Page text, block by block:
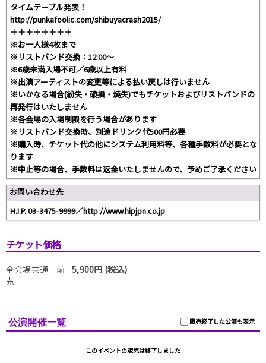
タイムテーブル発表！
http://punkafoolic.com/shibuyacrash2015/
＋＋＋＋＋＋＋＋
※お一人様4枚まで
※リストバンド交換：12:00～
※6歳未満入場不可／6歳以上有料
※出演アーティストの変更等による払い戻しは行いません
※いかなる場合(紛失・破損・焼失)でもチケットおよびリストバンドの
再発行はいたしません
※各会場の入場制限を行う場合があります
※リストバンド交換時、別途ドリンク代500円必要
※購入時、チケット代の他にシステム利用料等、各種手数料が必要とな
ります
※中止等の場合、手数料は返金いたしませんので、予めご了承ください
お問い合わせ先
H.I.P. 03-3475-9999／http://www.hipjpn.co.jp
チケット価格
全会場共通 前
売
5,900円 (税込)
販売終了した公演も表示
公演開催一覧
このイベントの販売は終了しました